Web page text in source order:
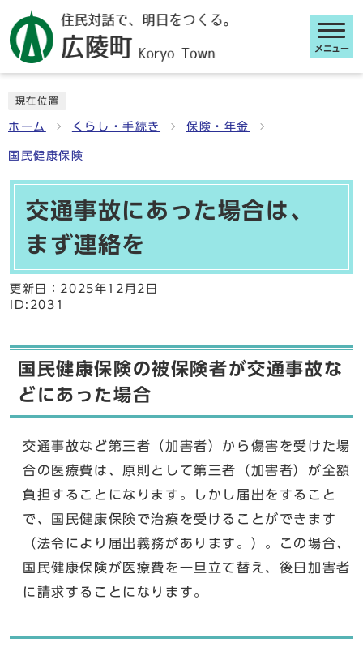
メニュー
現在位置
ホーム くらし・手続き 保険・年金
国民健康保険
交通事故にあった場合は、
まず連絡を
更新日： 2025年12月2日
ID:2031
国民健康保険の被保険者が交通事故な
どにあった場合
交通事故など第三者（加害者）から傷害を受けた場
合の医療費は、原則として第三者（加害者）が全額
負担することになります。しかし届出をすること
で、国民健康保険で治療を受けることができます
（法令により届出義務があります。）。この場合、
国民健康保険が医療費を一旦立て替え、後日加害者
に請求することになります。